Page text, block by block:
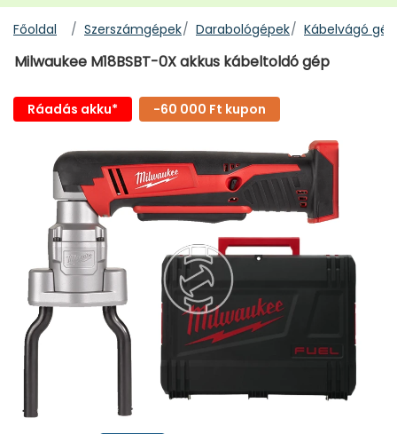
Főoldal Szerszámgépek Darabológépek Kábelvágó
Milwaukee M18BSBT-0X akkus kábeltoldó gép
Ráadás akku* -60 000 Ft kupon